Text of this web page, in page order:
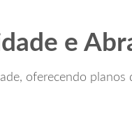
e
oferecendo planos